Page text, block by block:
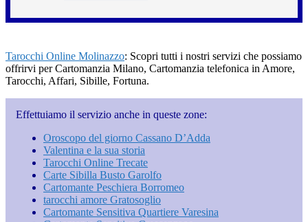
Tarocchi Online Molinazzo: Scopri tutti i nostri servizi che possiamo
offrirvi per Cartomanzia Milano, Cartomanzia telefonica in Amore,
Tarocchi, Affari, Sibille, Fortuna.
Effettuiamo il servizio anche in queste zone:
Oroscopo del giorno Cassano D’Adda
Valentina e la sua storia
Tarocchi Online Trecate
Carte Sibilla Busto Garolfo
Cartomante Peschiera Borromeo
tarocchi amore Gratosoglio
Cartomante Sensitiva Quartiere Varesina